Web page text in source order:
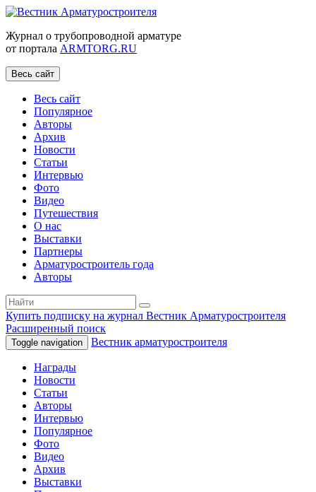
Журнал о трубопроводной арматуре
от портала ARMTORG.RU
Весь сайт
Весь сайт
Популярное
Авторы
Архив
Новости
Статьи
Интервью
Фото
Видео
Путешествия
О нас
Выставки
Партнеры
Арматуростроитель года
Авторы
Купить подписку на журнал Вестник Арматуростроителя
Расширенный поиск
Toggle navigation Вестник арматуростроителя
Награды
Новости
Статьи
Авторы
Интервью
Популярное
Фото
Видео
Архив
Выставки